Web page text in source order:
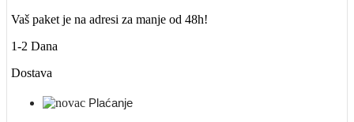
Vaš paket je na adresi za manje od 48h!
1-2 Dana
Dostava
Plaćanje